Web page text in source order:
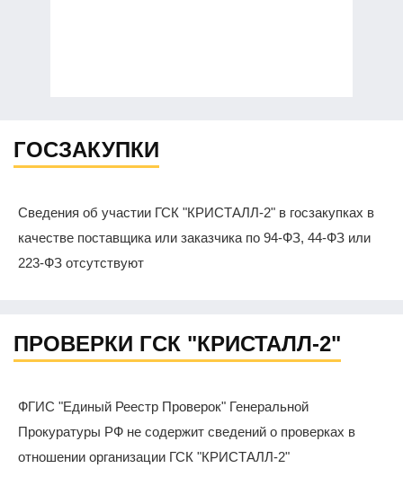
ГОСЗАКУПКИ
Сведения об участии ГСК "КРИСТАЛЛ-2" в госзакупках в
качестве поставщика или заказчика по 94-ФЗ, 44-ФЗ или
223-ФЗ отсутствуют
ПРОВЕРКИ ГСК "КРИСТАЛЛ-2"
ФГИС "Единый Реестр Проверок" Генеральной
Прокуратуры РФ не содержит сведений о проверках в
отношении организации ГСК "КРИСТАЛЛ-2"